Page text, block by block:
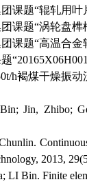
课题“辊轧用
课题“涡轮盘
课题“高温合
h褐煤干燥振
Jin, Zhibo;
2013,
Bin. Finite